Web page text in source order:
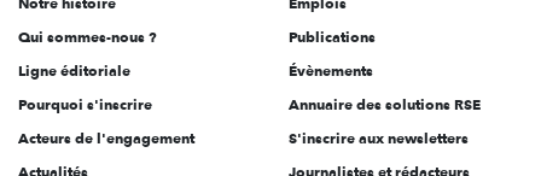
l'engagement
Qui sommes-nous ?
Ligne éditoriale
Pourquoi s'inscrire
Acteurs de l'engagement
Actualités
Publications
Évènements
Annuaire des solutions RSE
S'inscrire aux newsletters
Journalistes et rédacteurs